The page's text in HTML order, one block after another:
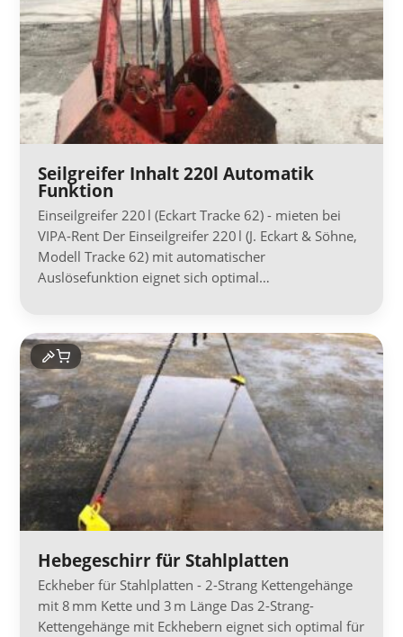
Seilgreifer Inhalt 220l Automatik
Funktion
Einseilgreifer 220 l (Eckart Tracke 62) - mieten bei
VIPA-Rent Der Einseilgreifer 220 l (J. Eckart & Söhne,
Modell Tracke 62) mit automatischer
Auslösefunktion eignet sich optimal…
Hebegeschirr für Stahlplatten
Eckheber für Stahlplatten - 2-Strang Kettengehänge
mit 8 mm Kette und 3 m Länge Das 2-Strang-
Kettengehänge mit Eckhebern eignet sich optimal für